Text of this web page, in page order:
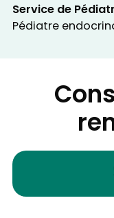
Service de
Pédiatre